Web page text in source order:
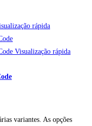
rápida
Visualização rápida
variantes. As opções